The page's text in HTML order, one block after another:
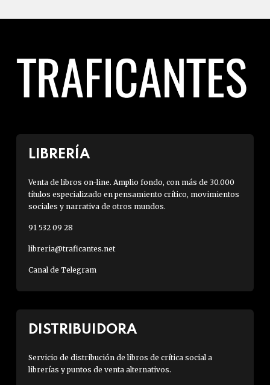
LIBRERÍA
Venta de libros on-line. Amplio fondo, con más de 30.000
títulos especializado en pensamiento crítico, movimientos
sociales y narrativa de otros mundos.
91 532 09 28
libreria@traficantes.net
Canal de Telegram
DISTRIBUIDORA
Servicio de distribución de libros de crítica social a
librerías y puntos de venta alternativos.